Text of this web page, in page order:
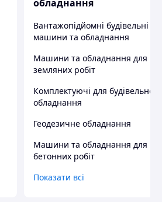
обладнання
Вантажопідйомні будівельні
машини та обладнання
Машини та обладнання для
земляних робіт
Комплектуючі для будівельного
обладнання
Геодезичне обладнання
Машини та обладнання для
бетонних робіт
Показати всі